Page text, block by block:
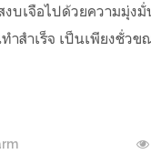
งบเจือไปด้วยความมุ่ง
ำสำเร็จ เป็นเพียงชั่วข